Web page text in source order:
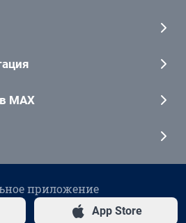
MAX
приложение
App Store